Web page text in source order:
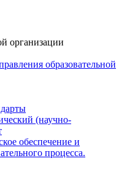
организации
образовательной
(научно-
обеспечение и
процесса.